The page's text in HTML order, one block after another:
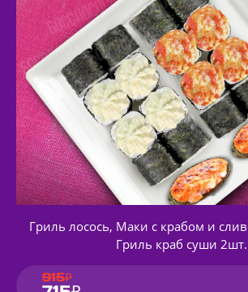
Гриль лосось, Маки с крабом и
Гриль краб суши 2шт.
915₽